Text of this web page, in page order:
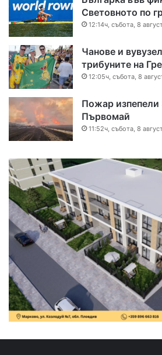
Световното по
12:14ч, събота, 8
Чанове и
трибуните на
12:05ч, събота, 8
Пожар изпепели
Първомай
11:52ч, събота, 8